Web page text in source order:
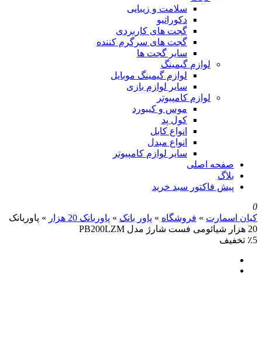
سلامت و زیبایی
دکوراتیو
گجت های کاربردی
گجت های سرگرم کننده
سایر گجت ها
لوازم گیمینگ
لوازم گیمینگ موبایل
سایر لوازم بازی
لوازم کامپیوتر
موس و کیبورد
کول پد
انواع کابل
انواع مبدل
سایر لوازم کامپیوتر
صفحه اصلی
بلاگ
پیش فاکتور سبد خرید
0
کیان اسمارت » فروشگاه » پاور بانک » پاوربانک 20 هزار » پاوربانک
20 هزار شیائومی فست شارژ مدل PB200LZM
٪5 تخفیف